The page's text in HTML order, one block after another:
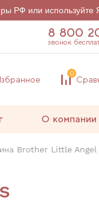
РФ или используйте
8 800
звонок
0
О компании
Brother Little Angel